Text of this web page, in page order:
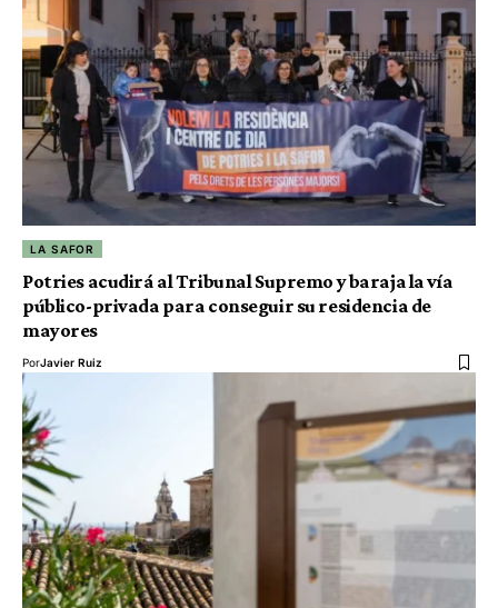
LA SAFOR
Potries acudirá al Tribunal Supremo y baraja la vía
público-privada para conseguir su residencia de
mayores
PorJavier Ruiz